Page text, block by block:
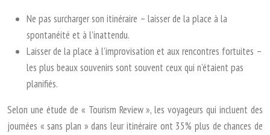
Ne pas surcharger son itinéraire – laisser de la place à la
spontanéité et à l’inattendu.
Laisser de la place à l’improvisation et aux rencontres fortuites –
les plus beaux souvenirs sont souvent ceux qui n’étaient pas
planifiés.
Selon une étude de « Tourism Review », les voyageurs qui incluent des
journées « sans plan » dans leur itinéraire ont 35% plus de chances de